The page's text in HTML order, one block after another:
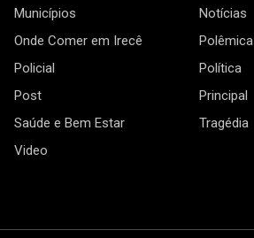
Municípios
Notícias
Onde Comer em Irecê
Polêmica
Policial
Política
Post
Principal
Saúde e Bem Estar
Tragédia
Video